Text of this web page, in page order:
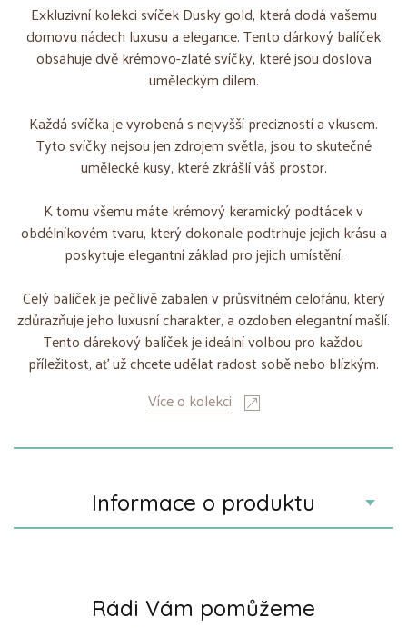
Exkluzivní kolekci svíček Dusky gold, která dodá vašemu
domovu nádech luxusu a elegance. Tento dárkový balíček
obsahuje dvě krémovo-zlaté svíčky, které jsou doslova
uměleckým dílem.
Každá svíčka je vyrobená s nejvyšší precizností a vkusem.
Tyto svíčky nejsou jen zdrojem světla, jsou to skutečné
umělecké kusy, které zkrášlí váš prostor.
K tomu všemu máte krémový keramický podtácek v
obdélníkovém tvaru, který dokonale podtrhuje jejich krásu a
poskytuje elegantní základ pro jejich umístění.
Celý balíček je pečlivě zabalen v průsvitném celofánu, který
zdůrazňuje jeho luxusní charakter, a ozdoben elegantní mašlí.
Tento dárekový balíček je ideální volbou pro každou
příležitost, ať už chcete udělat radost sobě nebo blízkým.
Více o kolekci
Informace o produktu
Rádi Vám pomůžeme